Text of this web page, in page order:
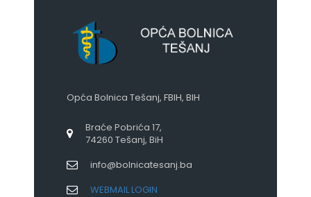
Opća Bolnica Tešanj, FBIH, BIH
Braće Pobrića 17,
74260 Tešanj, BiH
info@bolnicatesanj.ba
WEBMAIL LOGIN